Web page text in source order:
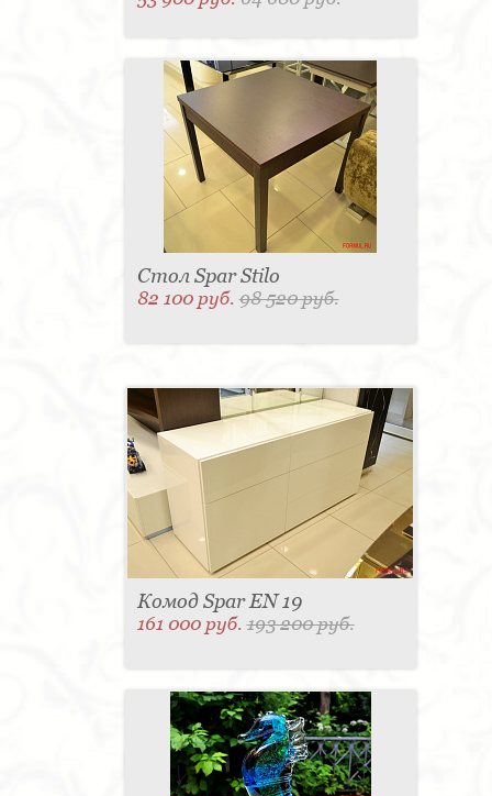
Стол Spar Stilo
82 100 руб.98 520 руб.
Комод Spar EN 19
161 000 руб.193 200 руб.